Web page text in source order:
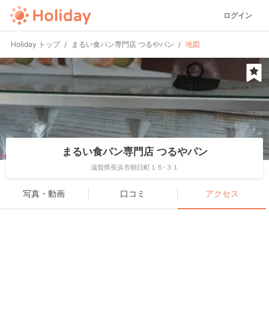
ログイン
Holiday トップ まるい食パン専門店 つるやパン 地図
まるい食パン専門店 つるやパン
滋賀県長浜市朝日町１５-３１
写真・動画 口コミ アクセス